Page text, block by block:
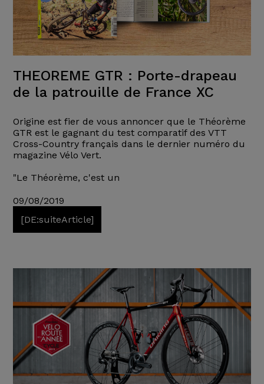
THEOREME GTR : Porte-drapeau
de la patrouille de France XC
Origine est fier de vous annoncer que le Théorème
GTR est le gagnant du test comparatif des VTT
Cross-Country français dans le dernier numéro du
magazine Vélo Vert.
"Le Théorème, c'est un
09/08/2019
[DE:suiteArticle]